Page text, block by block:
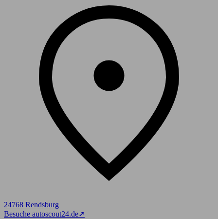
24768 Rendsburg
Besuche autoscout24.de➚